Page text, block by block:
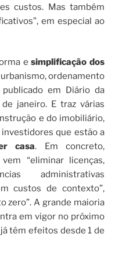
custos. Mas também
em especial ao
e simplificação dos
ordenamento
em Diário da
janeiro. E traz várias
e do imobiliário,
que estão a
casa. Em concreto,
vem “eliminar licenças,
administrativas
custos de contexto”,
zero”. A grande maioria
em vigor no próximo
têm efeitos desde 1 de